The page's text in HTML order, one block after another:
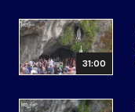
31:00